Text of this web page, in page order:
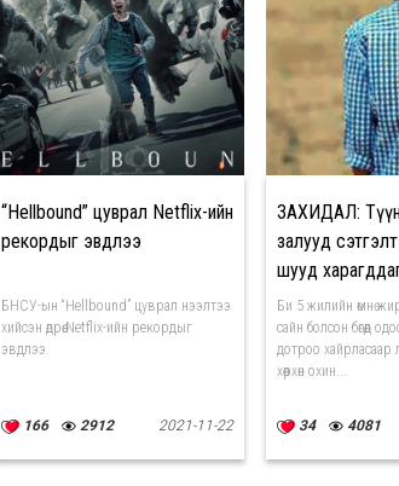
“Hellbound” цуврал Netflix-ийн
рекордыг эвдлээ
БНСУ-ын “Hellbound” цуврал нээлтээ
хийсэн өдрөө Netflix-ийн рекордыг
эвдлээ.
166 2912 2021-11-22
ЗАХИДАЛ:
залууд
шууд
Би 5 жилийн өмнө
сайн болсон бөгөөд
дотроо хайрласаар
хөөрхөн охин...
34 4081